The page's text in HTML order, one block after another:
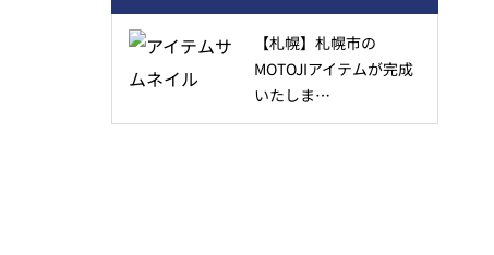
【札幌】札幌市の
MOTOJIアイテムが完成
いたしま…